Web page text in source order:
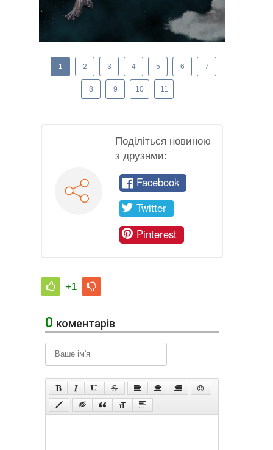
1 2 3 4 5 6 7
8 9 10 11
Поділіться новиною
з друзями:
Facebook
Twitter
Pinterest
+1
0 коментарів